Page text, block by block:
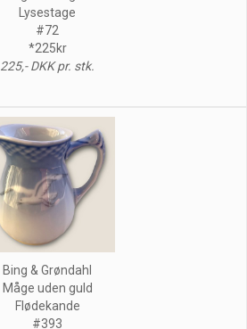
Lysestage
#72
*225kr
225,- DKK pr. stk.
Bing & Grøndahl
Måge uden guld
Flødekande
#393